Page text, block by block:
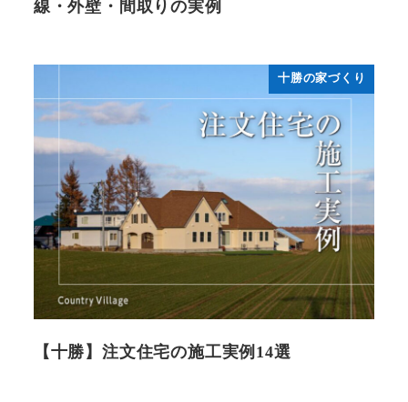
線・外壁・間取りの実例
十勝の家づくり
【十勝】注文住宅の施工実例14選